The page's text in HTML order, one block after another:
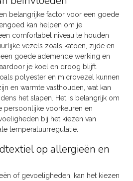
belangrijke factor voor een goede
kan helpen om je
comfortabel niveau te houden
vezels zoals katoen, zijde en
goede ademende werking en
je koel en droog blijft.
polyester en microvezel kunnen
en warmte vasthouden, wat kan
het slapen. Het is belangrijk om
persoonlijke voorkeuren en
bij het kiezen van
temperatuurregulatie.
op allergieën en
of gevoeligheden, kan het kiezen